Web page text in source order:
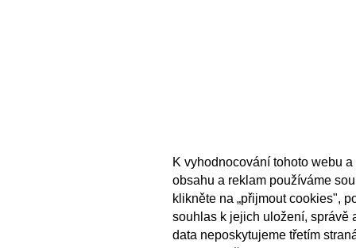
K vyhodnocování tohoto webu
obsahu a reklam používáme
klikněte na „přijmout cookies",
souhlas k jejich uložení, správě
data neposkytujeme třetím